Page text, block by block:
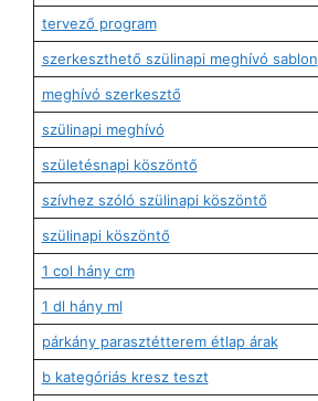
tervező program
szerkeszthető szülinapi meghívó sablon
meghívó szerkesztő
szülinapi meghívó
születésnapi köszöntő
szívhez szóló szülinapi köszöntő
szülinapi köszöntő
1 col hány cm
1 dl hány ml
párkány parasztétterem étlap árak
b kategóriás kresz teszt